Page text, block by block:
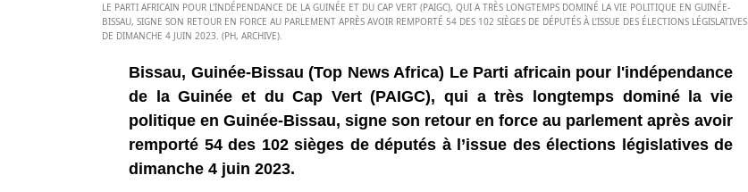
LE PARTI AFRICAIN POUR L'INDÉPENDANCE DE LA GUINÉE ET DU CAP VERT (PAIGC), QUI A TRÈS LONGTEMPS DOMINÉ LA VIE POLITIQUE EN GUINÉE-
BISSAU, SIGNE SON RETOUR EN FORCE AU PARLEMENT APRÈS AVOIR REMPORTÉ 54 DES 102 SIÈGES DE DÉPUTÉS À L’ISSUE DES ÉLECTIONS LÉGISLATIVES
DE DIMANCHE 4 JUIN 2023. (PH, ARCHIVE).
Bissau, Guinée-Bissau (Top News Africa) Le Parti africain pour l'indépendance
de la Guinée et du Cap Vert (PAIGC), qui a très longtemps dominé la vie
politique en Guinée-Bissau, signe son retour en force au parlement après avoir
remporté 54 des 102 sièges de députés à l’issue des élections législatives de
dimanche 4 juin 2023.